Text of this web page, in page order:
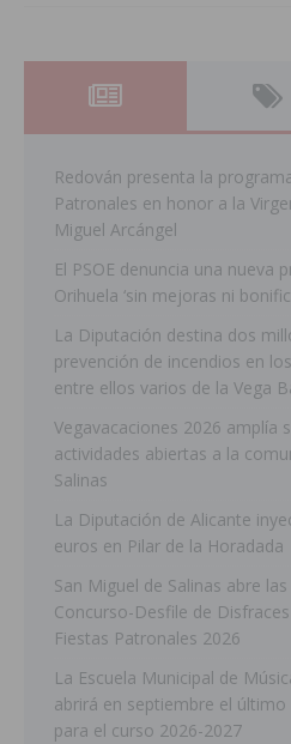
Redován presenta la
Patronales en honor a la
Miguel Arcángel
El PSOE denuncia una nueva
Orihuela ‘sin mejoras ni
La Diputación destina dos
prevención de incendios en
entre ellos varios de la Vega
Vegavacaciones 2026 amplía
actividades abiertas a la
Salinas
La Diputación de Alicante
euros en Pilar de la Horadada
San Miguel de Salinas abre
Concurso-Desfile de
Fiestas Patronales 2026
La Escuela Municipal de
abrirá en septiembre el
para el curso 2026-2027